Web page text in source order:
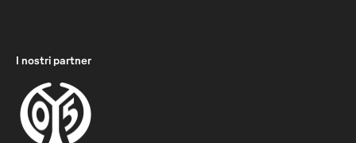
I nostri partner